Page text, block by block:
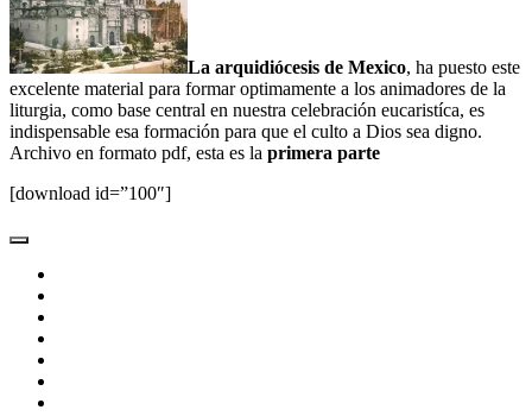
La arquidiócesis de Mexico, ha puesto este
excelente material para formar optimamente a los animadores de la
liturgia, como base central en nuestra celebración eucaristíca, es
indispensable esa formación para que el culto a Dios sea digno.
Archivo en formato pdf, esta es la primera parte
[download id=”100″]